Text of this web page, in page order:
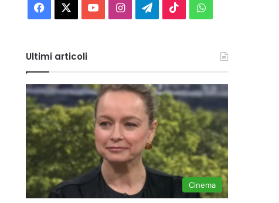
Facebook You InstagramTelegram
TikTokWhatsApp
Ultimi articoli
Cinema